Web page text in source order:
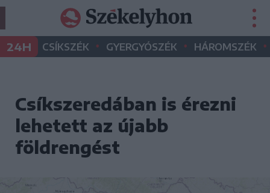
24H CSÍKSZÉK • GYERGYÓSZÉK • HÁROMSZÉK •
Csíkszeredában is érezni
lehetett az újabb
földrengést